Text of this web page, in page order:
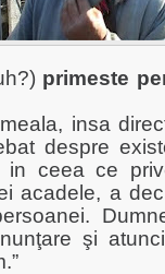
primeste
insa
despre
in ceea ce
acadele, a
şi